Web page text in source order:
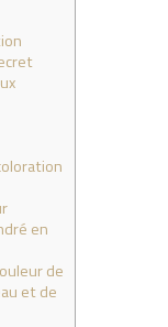
en
de
et de